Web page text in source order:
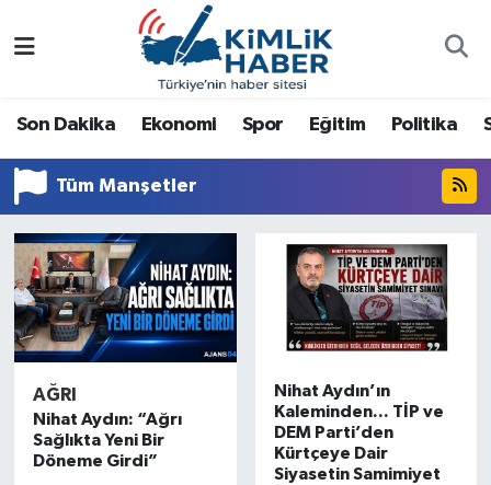
Son Dakika Ekonomi Spor Eğitim Politika
Tüm Manşetler
AĞRI
Nihat Aydın: “Ağrı
Sağlıkta Yeni Bir
Döneme Girdi”
Nihat Aydın’ın
Kaleminden... TİP ve
DEM Parti’den
Kürtçeye Dair
Siyasetin Samimiyet
Antalya
Dünya
Eğitim
Ekonomi
Gemlik
Nöbetçi Eczaneler
Namaz Vakitleri
Trafik Durumu
Süper Lig Puan Durumu ve Fikstür
Tüm Manşetler
Son Dakika Haberleri